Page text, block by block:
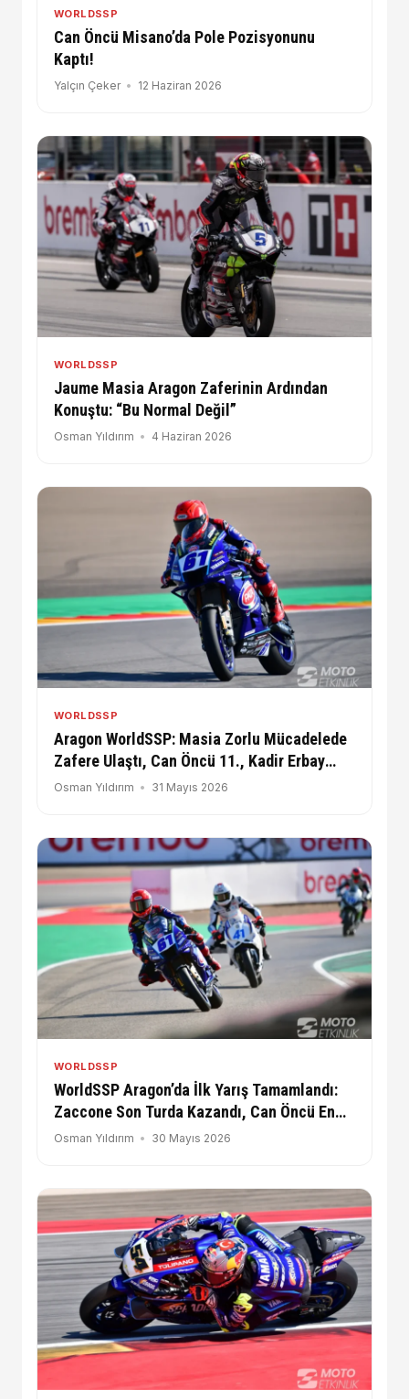
WORLDSSP
Can Öncü Misano’da Pole Pozisyonunu
Kaptı!
Yalçın Çeker 12 Haziran 2026
WORLDSSP
Jaume Masia Aragon Zaferinin Ardından
Konuştu: “Bu Normal Değil”
Osman Yıldırım 4 Haziran 2026
WORLDSSP
Aragon WorldSSP: Masia Zorlu Mücadelede
Zafere Ulaştı, Can Öncü 11., Kadir Erbay
Teknik Sorun Yaşadı.
Osman Yıldırım 31 Mayıs 2026
WORLDSSP
WorldSSP Aragon’da İlk Yarış Tamamlandı:
Zaccone Son Turda Kazandı, Can Öncü En
Arkadan Başlayıp 12. Oldu!
Osman Yıldırım 30 Mayıs 2026